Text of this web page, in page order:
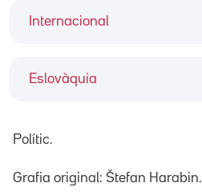
Internacional
Eslovàquia
Polític.
Grafia original: Štefan Harabin.